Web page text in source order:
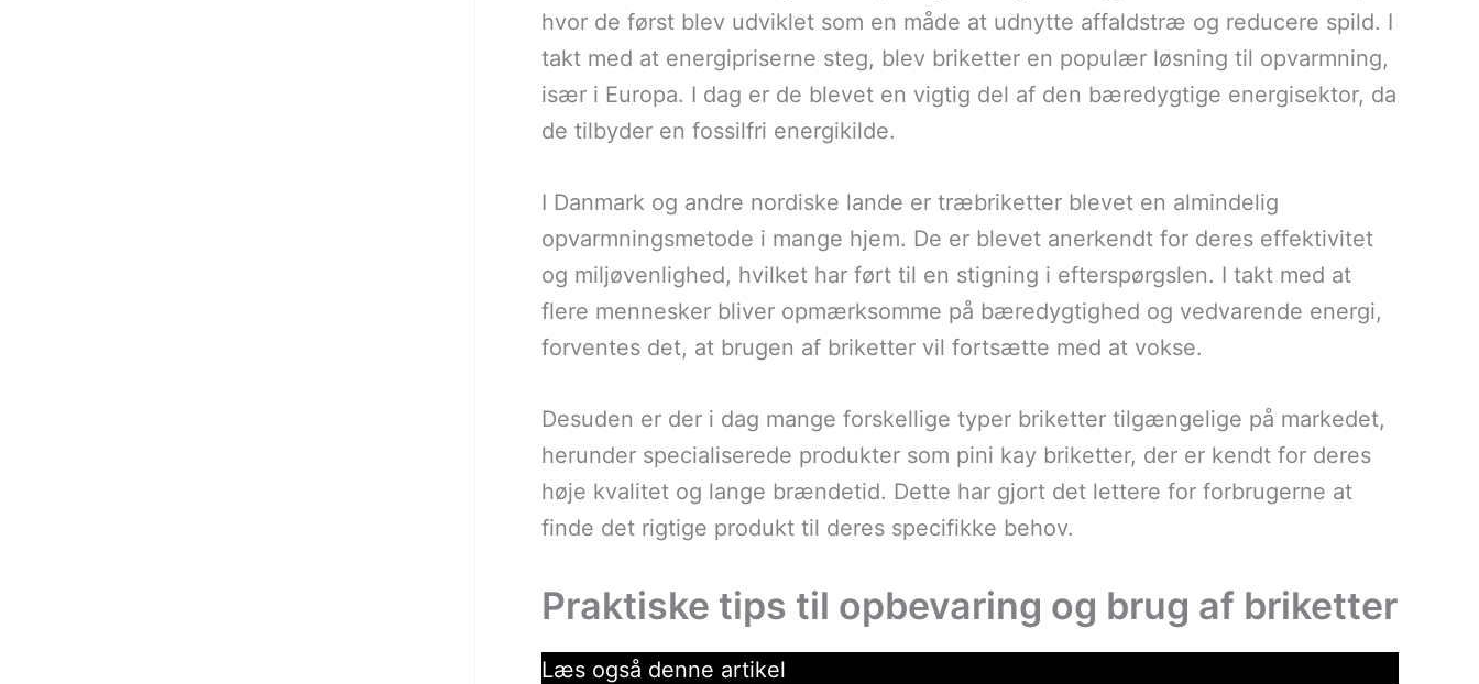
hvor de først blev udviklet som en måde at udnytte affaldstræ og reducere spild. I
takt med at energipriserne steg, blev briketter en populær løsning til opvarmning,
især i Europa. I dag er de blevet en vigtig del af den bæredygtige energisektor, da
de tilbyder en fossilfri energikilde.
I Danmark og andre nordiske lande er træbriketter blevet en almindelig
opvarmningsmetode i mange hjem. De er blevet anerkendt for deres effektivitet
og miljøvenlighed, hvilket har ført til en stigning i efterspørgslen. I takt med at
flere mennesker bliver opmærksomme på bæredygtighed og vedvarende energi,
forventes det, at brugen af briketter vil fortsætte med at vokse.
Desuden er der i dag mange forskellige typer briketter tilgængelige på markedet,
herunder specialiserede produkter som pini kay briketter, der er kendt for deres
høje kvalitet og lange brændetid. Dette har gjort det lettere for forbrugerne at
finde det rigtige produkt til deres specifikke behov.
Praktiske tips til opbevaring og brug af briketter
Læs også denne artikel